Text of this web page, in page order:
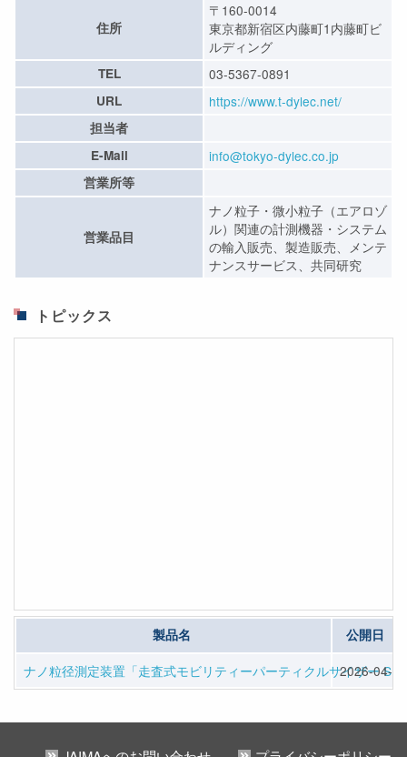
住所
〒160-0014
東京都新宿区内藤町1内藤町ビ
ルディング
TEL 03-5367-0891
URL https://www.t-dylec.net/
担当者
E-Mail
info@tokyo-dylec.co.jp
営業所等
営業品目
ナノ粒子・微小粒子（エアロゾ
ル）関連の計測機器・システム
の輸入販売、製造販売、メンテ
ナンスサービス、共同研究
トピックス
製品名 公開日
ナノ粒径測定装置「走査式モビリティーパーティクルサイザー
2026-04-09